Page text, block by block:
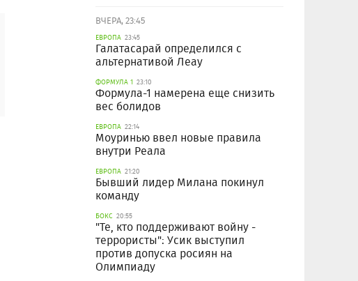
ВЧЕРА, 23:45
ЕВРОПА 23:45
Галатасарай определился с
альтернативой Леау
ФОРМУЛА 1 23:10
Формула-1 намерена еще снизить
вес болидов
ЕВРОПА 22:14
Моуринью ввел новые правила
внутри Реала
ЕВРОПА 21:20
Бывший лидер Милана покинул
команду
БОКС 20:55
"Те, кто поддерживают войну -
террористы": Усик выступил
против допуска росиян на
Олимпиаду